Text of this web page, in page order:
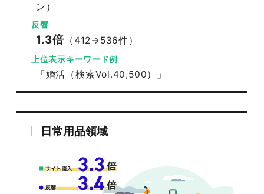
ン）
反響
1.3倍 （412→536件）
上位表示キーワード例
「婚活（検索Vol.40,500）」
日常用品領域